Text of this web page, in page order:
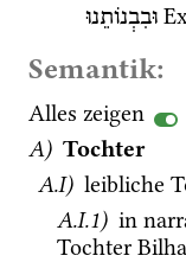
וּבִבְנוֹתֵנוּ
Semantik:
Alles zeigen
A) Tochter
A.I) leibliche
A.I.1) in
Tochter Bilha